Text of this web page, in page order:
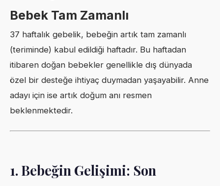
Bebek Tam Zamanlı
37 haftalık gebelik, bebeğin artık tam zamanlı
(teriminde) kabul edildiği haftadır. Bu haftadan
itibaren doğan bebekler genellikle dış dünyada
özel bir desteğe ihtiyaç duymadan yaşayabilir. Anne
adayı için ise artık doğum anı resmen
beklenmektedir.
1. Bebeğin Gelişimi: Son